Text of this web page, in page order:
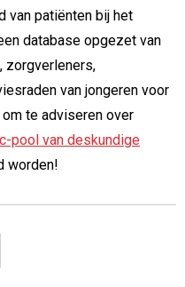
van patiënten bij het
database opgezet van
zorgverleners,
van jongeren voor
te adviseren over
pool van deskundige
worden!